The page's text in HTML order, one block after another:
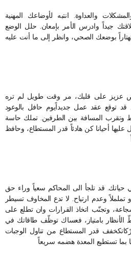
والعداوة. انتبه لأوضاعك المهنية
جيداً وادرس الأمر بإمعان. حلل الوضع
بوضعك الصحي، وانظر إلى ما أنت عليه
عزيز على قلبك، مر وقت طويل لم تره
قد توقع عقد عمل جديداًيوم حافل بالوعود
وتقرب المسافة بين الطرفين. تملك حاسة
أحيانا كن هادئاً قدر المستطاع، وحافظ
قد تلجأ الى المحاكم سعياً وراء حق
تململاً وعدم ارتياح. لا تدع المخاوف تسيطر
وتجنّب اتخاذ القرارات وان تطلع على
بامتياز، فعساك توظّف طاقاتك في
قدر المستطاع من تناول الوجبات
تستطيع المعدة هضمه سريعاً